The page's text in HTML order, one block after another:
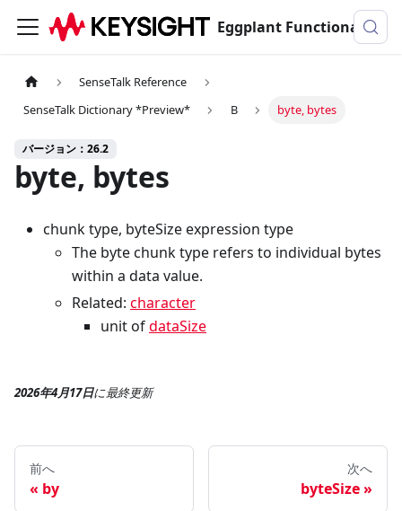
Eggplant Functionalのドキュメンテーション
SenseTalk Reference
SenseTalk Dictionary *Preview*
B byte, bytes
バージョン：26.2
byte, bytes
chunk type, byteSize expression type
The byte chunk type refers to individual bytes
within a data value.
Related: character
unit ofdataSize
2026年4月17日に最終更新
前へ
by
次へ
byteSize